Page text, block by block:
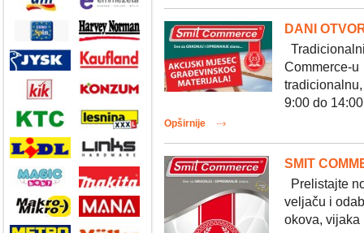
DANI
Commerce-
9:00 do
Opširnije
SMIT
Prelistajte
veljaču i
okova,